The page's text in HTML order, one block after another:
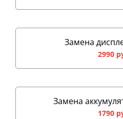
Замена
2990
Замена
1790